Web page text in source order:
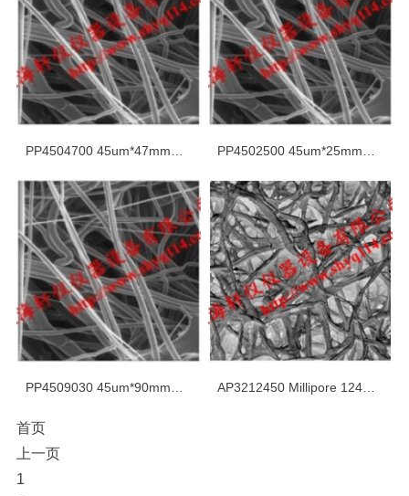
PP4509030 45um*90mm亲水聚丙烯网膜 AP3212450 Millipore 124mm涤纶编织网格隔膜
首页
上一页
1